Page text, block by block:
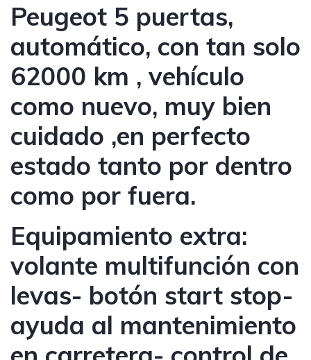
Peugeot 5 puertas,
automático, con tan solo
62000 km , vehículo
como nuevo, muy bien
cuidado ,en perfecto
estado tanto por dentro
como por fuera.
Equipamiento extra:
volante multifunción con
levas- botón start stop-
ayuda al mantenimiento